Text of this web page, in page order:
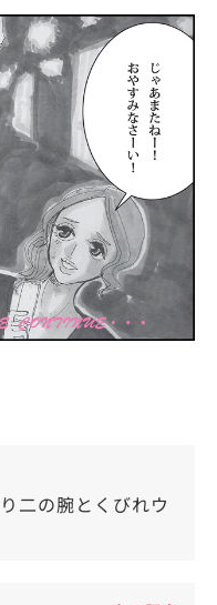
二の腕とくびれウ